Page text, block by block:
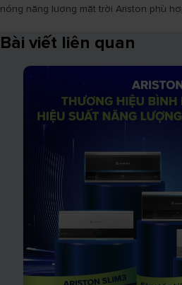
nóng năng lượng mặt trời Ariston phù
Bài viết liên quan